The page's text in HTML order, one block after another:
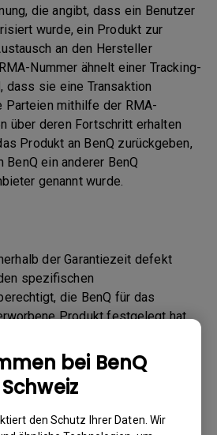
bei BenQ
Schweiz
den Schutz Ihrer Daten. Wir
die angibt, dass ein Benutzer
wurde, ein Produkt zur
an den Hersteller
Nummer ähnelt einer Tracking-
dass sie eine Transaktion
mithilfe der RMA-
über deren Fortschritt erhalten
Produkt an BenQ zurückgeben,
ein anderer BenQ
genannt wurde.
der Garantiezeit defekt
spezifischen
die BenQ für das
Produkt festgelegt hat.
Web-Formular ausfüllen und
zu Ihrem Produkt und
Kontaktdaten angeben. Dies ist
Technical Support Team